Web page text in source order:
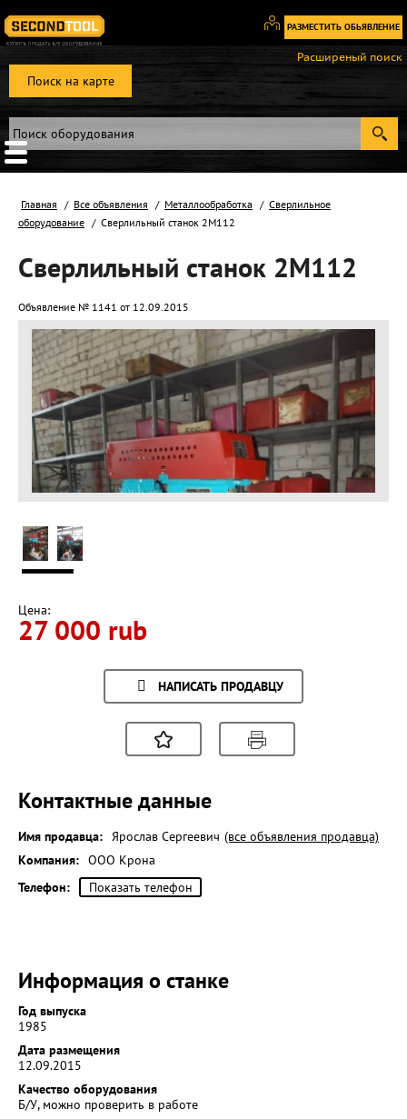
РАЗМЕСТИТЬ ОБЬЯВЛЕНИЕ
Вход
Регистрация
Поиск на карте
Расширеный поиск
Главная Все объявления Металлообработка
Сверлильное
оборудование
Сверлильный станок 2М112
Сверлильный станок 2М112
Объявление № 1141 от 12.09.2015
Цена:
27 000 rub
НАПИСАТЬ ПРОДАВЦУ
Контактные данные
Имя продавца: Ярослав Сергеевич (все объявления продавца)
Компания: ООО Крона
Телефон:
Показать телефон
Информация о станке
Год выпуска
1985
Дата размещения
12.09.2015
Качество оборудования
Б/У, можно проверить в работе